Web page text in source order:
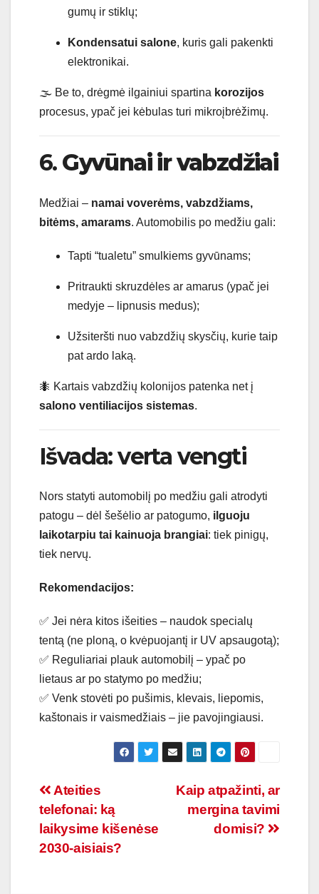
gumų ir stiklų;
Kondensatui salone, kuris gali pakenkti
elektronikai.
🌫 Be to, drėgmė ilgainiui spartina korozijos
procesus, ypač jei kėbulas turi mikroįbrėžimų.
6. Gyvūnai ir vabzdžiai
Medžiai – namai voverėms, vabzdžiams,
bitėms, amarams. Automobilis po medžiu gali:
Tapti “tualetu” smulkiems gyvūnams;
Pritraukti skruzdėles ar amarus (ypač jei
medyje – lipnusis medus);
Užsiteršti nuo vabzdžių skysčių, kurie taip
pat ardo laką.
🐜 Kartais vabzdžių kolonijos patenka net į
salono ventiliacijos sistemas.
Išvada: verta vengti
Nors statyti automobilį po medžiu gali atrodyti
patogu – dėl šešėlio ar patogumo, ilguoju
laikotarpiu tai kainuoja brangiai: tiek pinigų,
tiek nervų.
Rekomendacijos:
✅ Jei nėra kitos išeities – naudok specialų
tentą (ne ploną, o kvėpuojantį ir UV apsaugotą);
✅ Reguliariai plauk automobilį – ypač po
lietaus ar po statymo po medžiu;
✅ Venk stovėti po pušimis, klevais, liepomis,
kaštonais ir vaismedžiais – jie pavojingiausi.
Navigacija
tarp
įrašų
Kaip atpažinti, ar
mergina tavimi
domisi?
Ateities
telefonai: ką
laikysime kišenėse
2030-aisiais?